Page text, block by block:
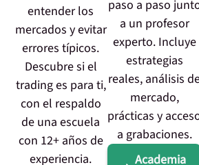
entender los
mercados y evitar
errores típicos.
Descubre si el
trading es para ti,
con el respaldo
de una escuela
con 12+ años de
experiencia.
paso a paso
a un profesor
experto. Incluye
estrategias
reales, análisis
mercado,
prácticas y
a grabaciones.
Academia